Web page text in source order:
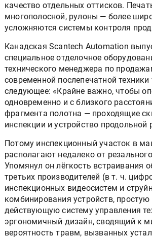
качество отдельных оттисков.
многополосной, рулоны — более
усложняются системы контроля
Канадская Scantech Automation
специальное отделочное
технического менеджера по
современной послепечатной техники
следующее: «Крайне важно, чтобы
одновременно и с близкого
фрагмента полотна — проходящие
инспекции и устройство продольной
Потому инспекционный участок в
располагают недалеко от
Упомянул он лёгкость встраивания
третьих производителей (в т. ч.
инспекционных видеосистем и
комбинирования устройств,
действующую систему управления
эргономичный дизайн, сводящий к
вероятность травм, вызванных